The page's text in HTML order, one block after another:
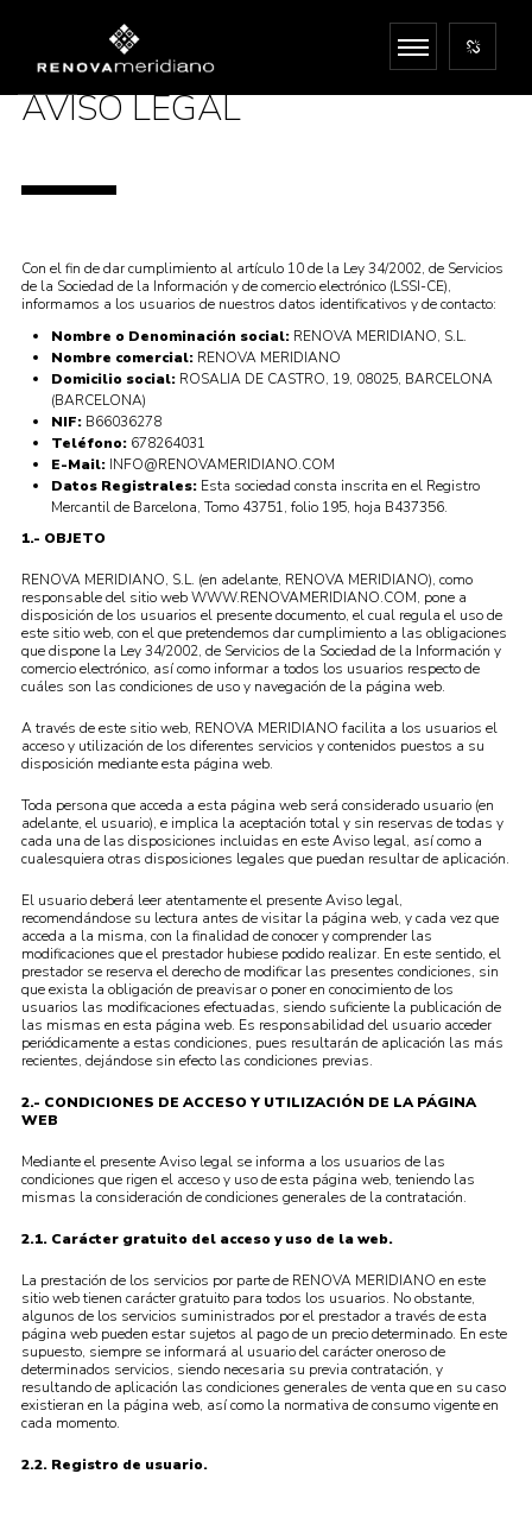
AVISO LEGAL
Con el fin de dar cumplimiento al artículo 10 de la Ley 34/2002, de Servicios
de la Sociedad de la Información y de comercio electrónico (LSSI-CE),
informamos a los usuarios de nuestros datos identificativos y de contacto:
Nombre o Denominación social:RENOVA MERIDIANO, S.L.
Nombre comercial: RENOVA MERIDIANO
Domicilio social:ROSALIA DE CASTRO, 19, 08025, BARCELONA
(BARCELONA)
NIF:B66036278
Teléfono:678264031
E-Mail: INFO@RENOVAMERIDIANO.COM
Datos Registrales: Esta sociedad consta inscrita en el Registro
Mercantil de Barcelona, Tomo 43751, folio 195, hoja B437356.
1.- OBJETO
RENOVA MERIDIANO, S.L. (en adelante, RENOVA MERIDIANO), como
responsable del sitio web WWW.RENOVAMERIDIANO.COM, pone a
disposición de los usuarios el presente documento, el cual regula el uso de
este sitio web, con el que pretendemos dar cumplimiento a las obligaciones
que dispone la Ley 34/2002, de Servicios de la Sociedad de la Información y
comercio electrónico, así como informar a todos los usuarios respecto de
cuáles son las condiciones de uso y navegación de la página web.
A través de este sitio web, RENOVA MERIDIANO facilita a los usuarios el
acceso y utilización de los diferentes servicios y contenidos puestos a su
disposición mediante esta página web.
Toda persona que acceda a esta página web será considerado usuario (en
adelante, el usuario), e implica la aceptación total y sin reservas de todas y
cada una de las disposiciones incluidas en este Aviso legal, así como a
cualesquiera otras disposiciones legales que puedan resultar de aplicación.
El usuario deberá leer atentamente el presente Aviso legal,
recomendándose su lectura antes de visitar la página web, y cada vez que
acceda a la misma, con la finalidad de conocer y comprender las
modificaciones que el prestador hubiese podido realizar. En este sentido, el
prestador se reserva el derecho de modificar las presentes condiciones, sin
que exista la obligación de preavisar o poner en conocimiento de los
usuarios las modificaciones efectuadas, siendo suficiente la publicación de
las mismas en esta página web. Es responsabilidad del usuario acceder
periódicamente a estas condiciones, pues resultarán de aplicación las más
recientes, dejándose sin efecto las condiciones previas.
2.- CONDICIONES DE ACCESO Y UTILIZACIÓN DE LA PÁGINA
WEB
Mediante el presente Aviso legal se informa a los usuarios de las
condiciones que rigen el acceso y uso de esta página web, teniendo las
mismas la consideración de condiciones generales de la contratación.
2.1. Carácter gratuito del acceso y uso de la web.
La prestación de los servicios por parte de RENOVA MERIDIANO en este
sitio web tienen carácter gratuito para todos los usuarios. No obstante,
algunos de los servicios suministrados por el prestador a través de esta
página web pueden estar sujetos al pago de un precio determinado. En este
supuesto, siempre se informará al usuario del carácter oneroso de
determinados servicios, siendo necesaria su previa contratación, y
resultando de aplicación las condiciones generales de venta que en su caso
existieran en la página web, así como la normativa de consumo vigente en
cada momento.
2.2. Registro de usuario.